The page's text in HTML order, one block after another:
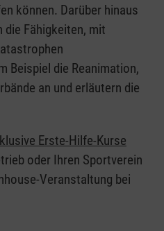
können. Darüber hinaus
Fähigkeiten, mit
Beispiel die Reanimation,
an und erläutern die
Erste-Hilfe-Kurse
oder Ihren Sportverein
Veranstaltung bei